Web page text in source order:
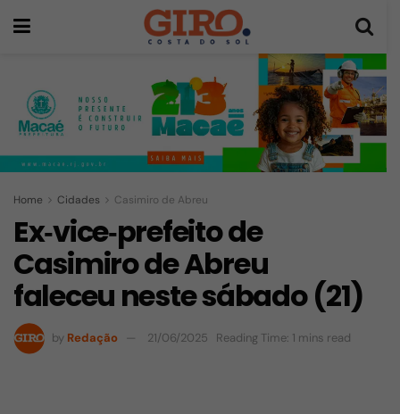
Home Cidades Casimiro de Abreu
Ex‑vice‑prefeito de
Casimiro de Abreu
faleceu neste sábado (21)
by Redação 21/06/2025 Reading Time: 1 mins read